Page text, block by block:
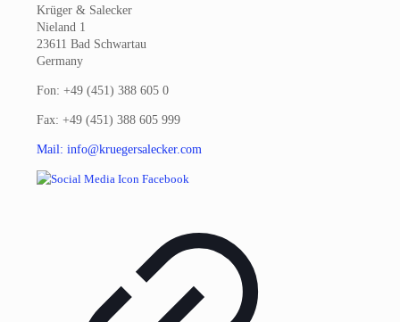
Krüger & Salecker
Nieland 1
23611 Bad Schwartau
Germany
Fon: +49 (451) 388 605 0
Fax: +49 (451) 388 605 999
Mail: info@kruegersalecker.com